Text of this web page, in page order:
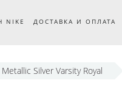
NIKE ДОСТАВКА И ОПЛАТА
Silver Varsity Royal